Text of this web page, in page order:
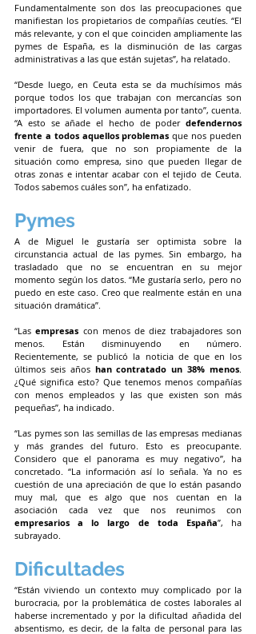
Fundamentalmente son dos las preocupaciones que
manifiestan los propietarios de compañías ceutíes. “El
más relevante, y con el que coinciden ampliamente las
pymes de España, es la disminución de las cargas
administrativas a las que están sujetas”, ha relatado.
“Desde luego, en Ceuta esta se da muchísimos más
porque todos los que trabajan con mercancías son
importadores. El volumen aumenta por tanto”, cuenta.
“A esto se añade el hecho de poder defendernos
frente a todos aquellos problemas que nos pueden
venir de fuera, que no son propiamente de la
situación como empresa, sino que pueden llegar de
otras zonas e intentar acabar con el tejido de Ceuta.
Todos sabemos cuáles son”, ha enfatizado.
Pymes
A de Miguel le gustaría ser optimista sobre la
circunstancia actual de las pymes. Sin embargo, ha
trasladado que no se encuentran en su mejor
momento según los datos. “Me gustaría serlo, pero no
puedo en este caso. Creo que realmente están en una
situación dramática”.
“Las empresas con menos de diez trabajadores son
menos. Están disminuyendo en número.
Recientemente, se publicó la noticia de que en los
últimos seis años han contratado un 38% menos
¿Qué significa esto? Que tenemos menos compañías
con menos empleados y las que existen son más
pequeñas”, ha indicado.
“Las pymes son las semillas de las empresas medianas
y más grandes del futuro. Esto es preocupante.
Considero que el panorama es muy negativo”, ha
concretado. “La información así lo señala. Ya no es
cuestión de una apreciación de que lo están pasando
muy mal, que es algo que nos cuentan en la
empresarios a lo largo de toda España”, ha
subrayado.
Dificultades
“Están viviendo un contexto muy complicado por la
burocracia, por la problemática de costes laborales al
haberse incrementado y por la dificultad añadida del
absentismo, es decir, de la falta de personal para las